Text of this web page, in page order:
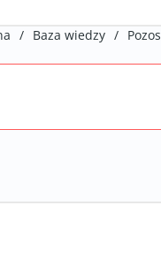
/ Baza wiedzy /